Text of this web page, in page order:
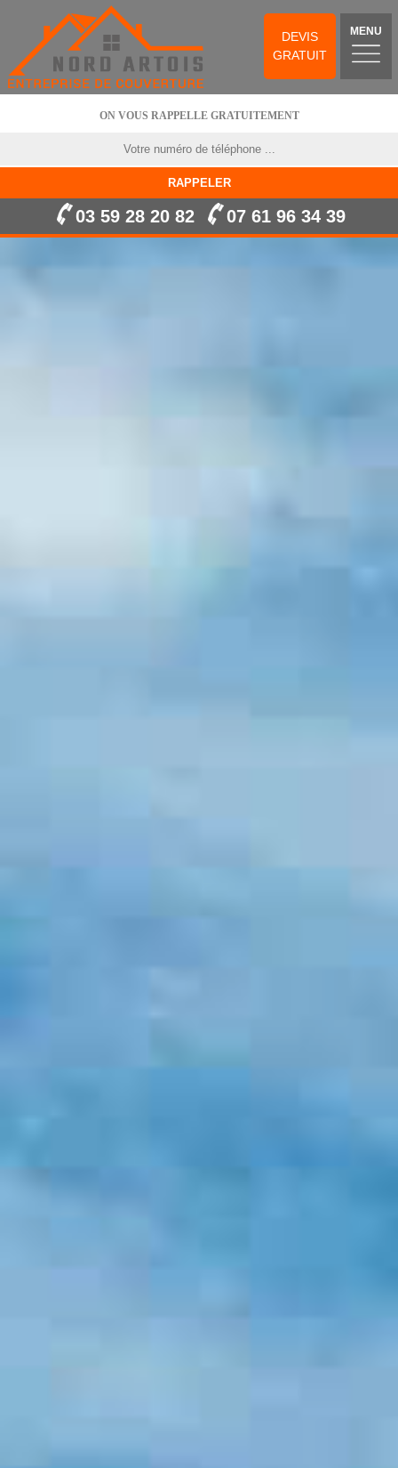
DEVIS
GRATUIT
MENU
ON VOUS RAPPELLE GRATUITEMENT
03 59 28 20 82 07 61 96 34 39